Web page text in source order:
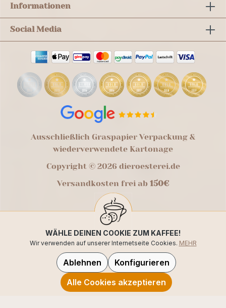
Informationen
Social Media
Ausschließlich Graspapier Verpackung &
wiederverwendete Kartonage
Copyright © 2026 dieroesterei.de
Versandkosten frei ab 150€
WÄHLE DEINEN COOKIE ZUM KAFFEE!
Wir verwenden auf unserer Internetseite Cookies. MEHR
Ablehnen
Konfigurieren
Alle Cookies akzeptieren